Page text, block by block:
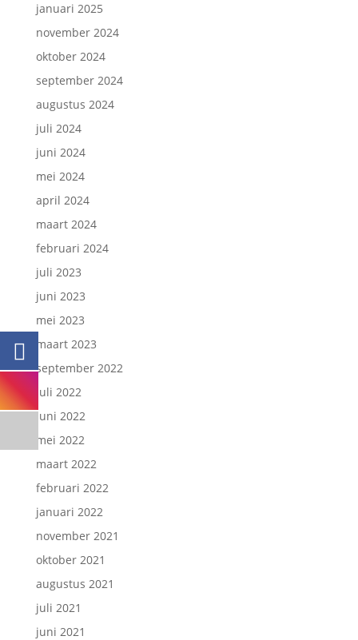
januari 2025
november 2024
oktober 2024
september 2024
augustus 2024
juli 2024
juni 2024
mei 2024
april 2024
maart 2024
februari 2024
juli 2023
juni 2023
mei 2023
maart 2023
september 2022
juli 2022
juni 2022
mei 2022
maart 2022
februari 2022
januari 2022
november 2021
oktober 2021
augustus 2021
juli 2021
juni 2021